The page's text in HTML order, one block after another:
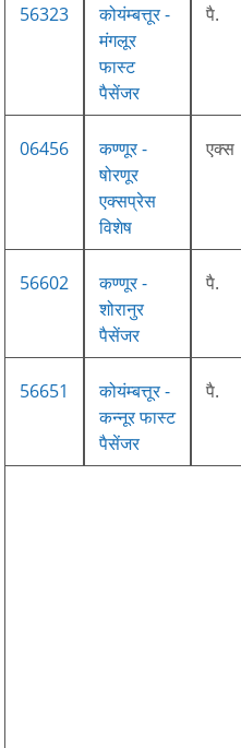
56323
कोयंम्बत्तूर -
मंगलूर
फास्ट
पैसेंजर
पै.
06456
कण्णूर -
षोरणूर
एक्सप्रेस
विशेष
एक्स
56602
कण्णूर -
शोरानुर
पैसेंजर
पै.
56651
कोयंम्बत्तूर -
कन्नूर फास्ट
पैसेंजर
पै.